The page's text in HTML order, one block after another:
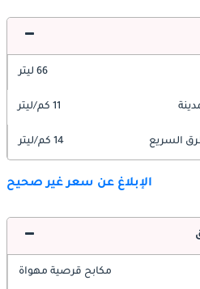
66 ليتر
11 كم/ليتر
السريع 14 كم/ليتر
الإبلاغ عن سعر غير صحيح
مكابح قرصية مهواة